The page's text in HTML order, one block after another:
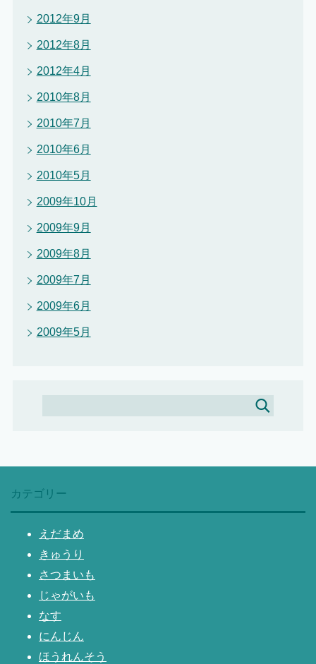
2012年9月
2012年8月
2012年4月
2010年8月
2010年7月
2010年6月
2010年5月
2009年10月
2009年9月
2009年8月
2009年7月
2009年6月
2009年5月
カテゴリー
えだまめ
きゅうり
さつまいも
じゃがいも
なす
にんじん
ほうれんそう